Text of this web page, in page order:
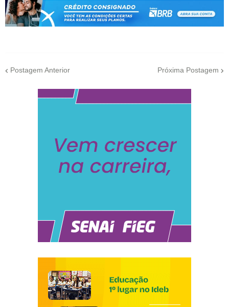
Postagem Anterior Próxima Postagem